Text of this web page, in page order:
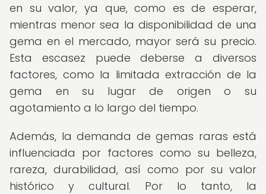
en su valor, ya que, como es de esperar,
mientras menor sea la disponibilidad de una
gema en el mercado, mayor será su precio.
Esta escasez puede deberse a diversos
factores, como la limitada extracción de la
gema en su lugar de origen o su
agotamiento a lo largo del tiempo.
Además, la demanda de gemas raras está
influenciada por factores como su belleza,
rareza, durabilidad, así como por su valor
histórico y cultural. Por lo tanto, la